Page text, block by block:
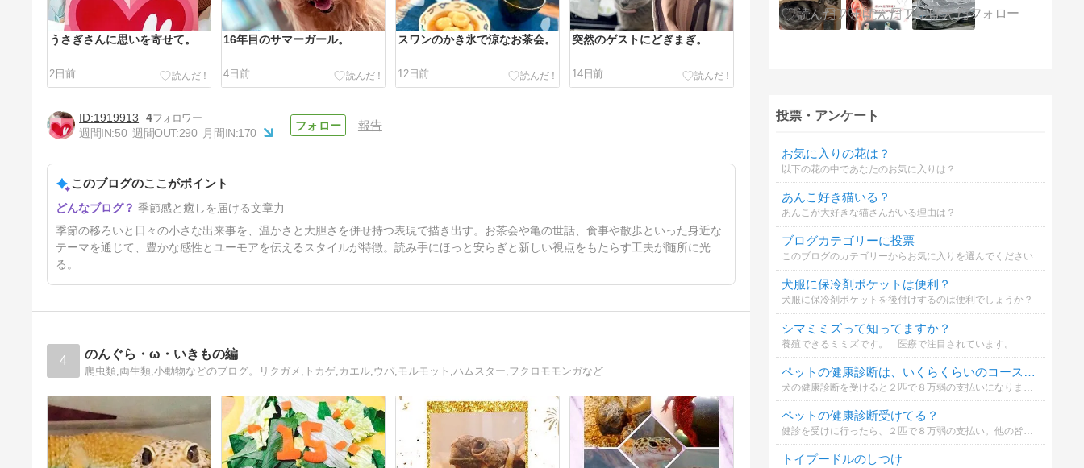
うさぎさんに思いを寄せて。
2日前
16年目のサマーガール。
4日前
スワンのかき氷で涼なお茶会。
12日前
突然のゲストにどぎまぎ。
14日前
真夏のギラギラ対策。
17日前
1919913
4
週間IN:50 週間OUT:290 月間IN:170
報告
このブログのここがポイント
季節感と癒しを届ける文章力
季節の移ろいと日々の小さな出来事を、温かさと大胆さを併せ持つ表現で描き出す。お茶会や亀の世話、食事や散歩といった身近な
テーマを通じて、豊かな感性とユーモアを伝えるスタイルが特徴。読み手にほっと安らぎと新しい視点をもたらす工夫が随所に光
る。
4 のんぐら・ω・いきもの編
爬虫類,両生類,小動物などのブログ。リクガメ,トカゲ,カエル,ウパ,モルモット,ハムスター,フクロモモンガなど
投票・アンケート
お気に入りの花は？
以下の花の中であなたのお気に入りは？
あんこ好き猫いる？
あんこが大好きな猫さんがいる理由は？
ブログカテゴリーに投票
このブログのカテゴリーからお気に入りを選んでください
犬服に保冷剤ポケットは便利？
犬服に保冷剤ポケットを後付けするのは便利でしょうか？
シマミミズって知ってますか？
養殖できるミミズです。 医療で注目されています。
ペットの健康診断は、いくらくらいのコースにしてますか？
ペットの健康診断受けてる？
健診を受けに行ったら、２匹で８万弱の支払い。他の皆様は健診、受けているのだろうか？いくらくらいかけているのだろうか？
トイプードルのしつけ